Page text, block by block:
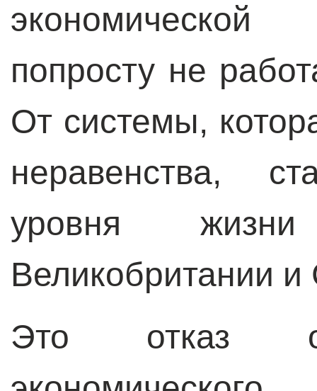
попросту не
От системы,
неравенства,
уровня
Великобритании
Это отказ от